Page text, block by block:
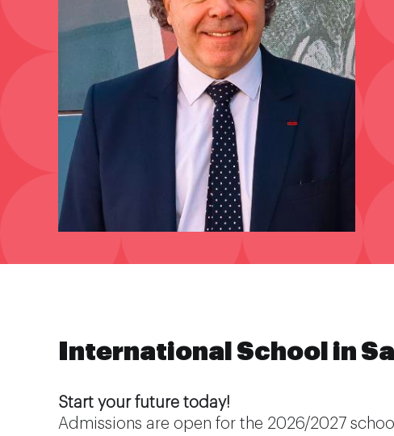
International School in
Start your future today!
Admissions are open for the 2026/2027